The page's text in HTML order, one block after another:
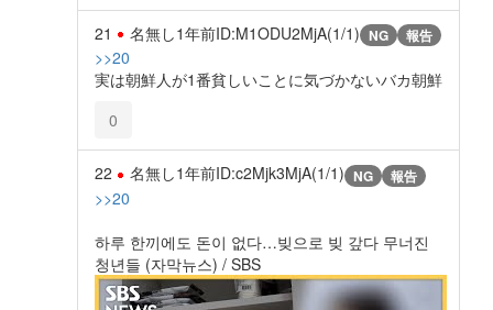
21 名無し1年前ID:M1ODU2MjA(1/1) NG 報告
>>20
実は朝鮮人が1番貧しいことに気づかないバカ朝鮮
0
22 名無し1年前ID:c2Mjk3MjA(1/1) NG 報告
>>20
하루 한끼에도 돈이 없다…빚으로 빚 갚다 무너진
청년들 (자막뉴스) / SBS